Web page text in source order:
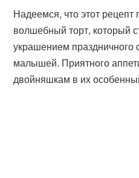
Надеемся, что этот
волшебный торт, который
украшением праздничного
малышей. Приятного
двойняшкам в их